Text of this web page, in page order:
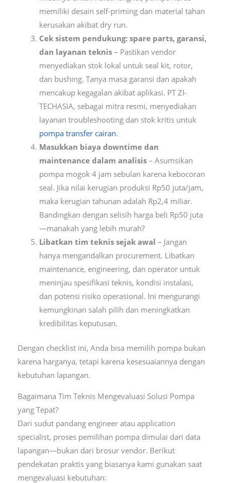
memiliki desain self-priming dan material tahan
kerusakan akibat dry run.
Cek sistem pendukung: spare parts, garansi,
dan layanan teknis – Pastikan vendor
menyediakan stok lokal untuk seal kit, rotor,
dan bushing. Tanya masa garansi dan apakah
mencakup kegagalan akibat aplikasi. PT ZI-
TECHASIA, sebagai mitra resmi, menyediakan
layanan troubleshooting dan stok kritis untuk
pompa transfer cairan.
Masukkan biaya downtime dan
maintenance dalam analisis – Asumsikan
pompa mogok 4 jam sebulan karena kebocoran
seal. Jika nilai kerugian produksi Rp50 juta/jam,
maka kerugian tahunan adalah Rp2,4 miliar.
Bandingkan dengan selisih harga beli Rp50 juta
—manakah yang lebih murah?
Libatkan tim teknis sejak awal – Jangan
hanya mengandalkan procurement. Libatkan
maintenance, engineering, dan operator untuk
meninjau spesifikasi teknis, kondisi instalasi,
dan potensi risiko operasional. Ini mengurangi
kemungkinan salah pilih dan meningkatkan
kredibilitas keputusan.
Dengan checklist ini, Anda bisa memilih pompa bukan
karena harganya, tetapi karena kesesuaiannya dengan
kebutuhan lapangan.
Bagaimana Tim Teknis Mengevaluasi Solusi Pompa
yang Tepat?
Dari sudut pandang engineer atau application
specialist, proses pemilihan pompa dimulai dari data
lapangan—bukan dari brosur vendor. Berikut
pendekatan praktis yang biasanya kami gunakan saat
mengevaluasi kebutuhan: